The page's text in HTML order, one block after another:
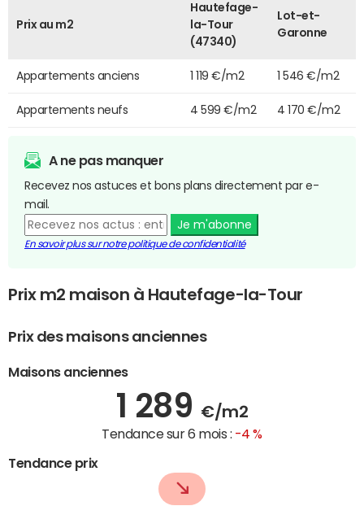
Prix au m2
Hautefage-
la-Tour
(47340)
Lot-et-
Garonne
Appartements anciens 1 119 €/m2 1 546 €/m2
Appartements neufs 4 599 €/m2 4 170 €/m2
A ne pas manquer
Recevez nos astuces et bons plans directement par e-
mail.
Je m'abonne
En savoir plus sur notre politique de confidentialité
Prix m2 maison à Hautefage-la-Tour
Prix des maisons anciennes
Maisons anciennes
1 289 €/m2
Tendance sur 6 mois : -4 %
Tendance prix